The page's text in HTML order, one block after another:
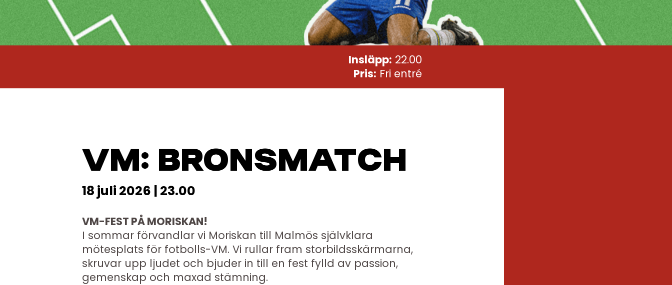
Insläpp: 22.00
Pris: Fri entré
VM: BRONSMATCH
18 juli 2026 | 23.00
VM-FEST PÅ MORISKAN!
I sommar förvandlar vi Moriskan till Malmös självklara
mötesplats för fotbolls-VM. Vi rullar fram storbildsskärmarna,
skruvar upp ljudet och bjuder in till en fest fylld av passion,
gemenskap och maxad stämning.